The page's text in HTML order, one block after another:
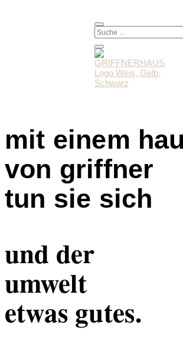
mit einem
von griffner
tun sie sich
und der
umwelt
etwas gutes.